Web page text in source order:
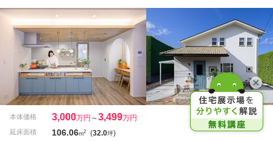
本体価格 3,000万円 ～3,499万円
延床面積 106.06m2 (32.0坪)